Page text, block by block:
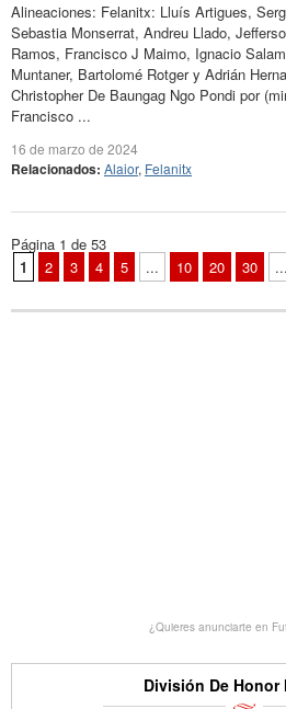
Alineaciones: Felanitx: Lluís Artigues,
Sebastia Monserrat, Andreu Llado,
Ramos, Francisco J Maimo, Ignacio
Muntaner, Bartolomé Rotger y Adrián
Christopher De Baungag Ngo Pondi por
Francisco ...
16 de marzo de 2024
Relacionados: Alaior, Felanitx
Página 1 de 53
1
2 3 4 5 ... 10 20 30 ...
¿Quieres anunciarte en
División De Honor